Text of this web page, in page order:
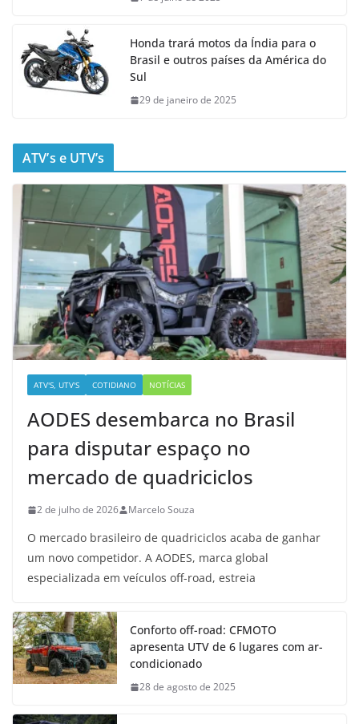
Honda trará motos da Índia para o
Brasil e outros países da América do
Sul
29 de janeiro de 2025
ATV’s e UTV’s
ATV'S, UTV'S COTIDIANO NOTÍCIAS
AODES desembarca no Brasil
para disputar espaço no
mercado de quadriciclos
2 de julho de 2026 Marcelo Souza
O mercado brasileiro de quadriciclos acaba de ganhar
um novo competidor. A AODES, marca global
especializada em veículos off-road, estreia
Conforto off-road: CFMOTO
apresenta UTV de 6 lugares com ar-
condicionado
28 de agosto de 2025